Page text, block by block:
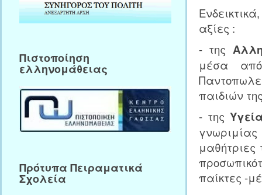
αξίες :
- της
μέσα από
παιδιών
- της
μαθήτριες
παίκτες -
Πιστοποίηση
ελληνομάθειας
Πρότυπα Πειραματικά
Σχολεία